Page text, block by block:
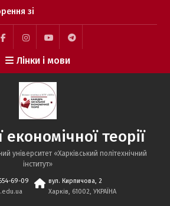
зі
освітньо
програми
із учнями КЗ
ліцей №
міської
ліцею
FacebookInstagramYouTubeTelegram
Лінки і мови
економічної теорії
університет «Харківський політехнічний
інститут»
69-09
вул. Кирпичова, 2
Харків, 61002, УКРАЇНА